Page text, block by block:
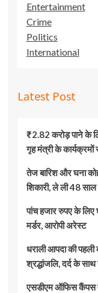
Entertainment
Crime
Politics
International
Latest Post
₹2.82 करोड़ पाने के
गृह मंत्री के
तेज बारिश और घना
शिकारी, ले ली 48
पांच हजार रुपए के लिए
मर्डर, आरोपी अरेस्ट
धराली आपदा की पहली
श्रद्धांजलि, दर्द के
एसडीएम ऑफिस कैंपस